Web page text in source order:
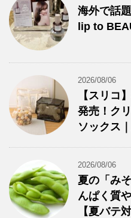
海外で話
lip to
2026/08/06
【スリコ
発売！ク
ソックス
2026/08/06
夏の「み
んぱく質
【夏バテ